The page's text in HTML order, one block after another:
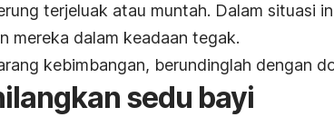
terjeluak atau muntah. Dalam situasi
mereka dalam keadaan tegak.
kebimbangan, berundinglah dengan
sedu bayi